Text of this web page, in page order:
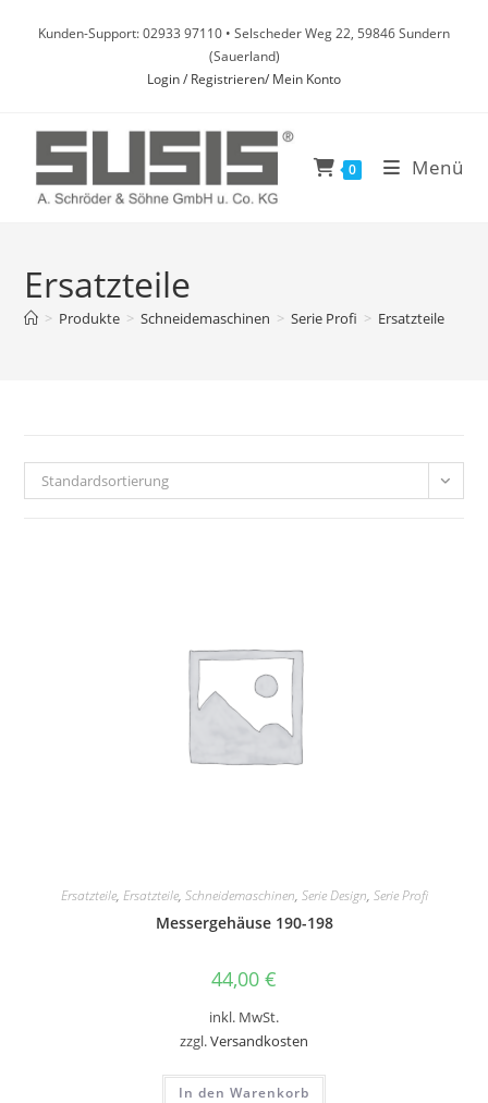
InhaltKunden-Support: 02933 97110 • Selscheder Weg 22, 59846 Sundern
(Sauerland)
Login / Registrieren/ Mein Konto
0 Menü
Ersatzteile
> Produkte > Schneidemaschinen > Serie Profi > Ersatzteile
Standardsortierung
Ersatzteile, Ersatzteile, Schneidemaschinen, Serie Design, Serie Profi
Messergehäuse 190-198
44,00 €
inkl. MwSt.
zzgl.Versandkosten
In den Warenkorb